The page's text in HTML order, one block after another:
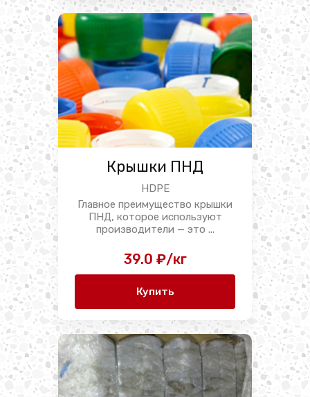
Крышки ПНД
HDPE
Главное преимущество крышки
ПНД, которое используют
производители — это ...
39.0 ₽/кг
Купить